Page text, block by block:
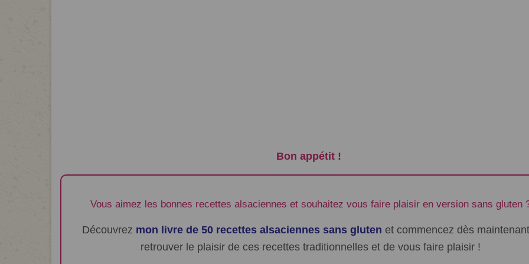
Bon appétit !
Vous aimez les bonnes recettes alsaciennes et souhaitez vous faire plaisir en version sans gluten
Découvrez mon livre de 50 recettes alsaciennes sans gluten et commencez dès
retrouver le plaisir de ces recettes traditionnelles et de vous faire plaisir !